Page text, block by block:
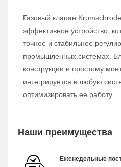
Газовый клапан
эффективное устройство,
точное и стабильное
промышленных системах.
конструкции и простому
интегрируется в любую
оптимизировать ее работу.
Наши преимущества
Еженедельные